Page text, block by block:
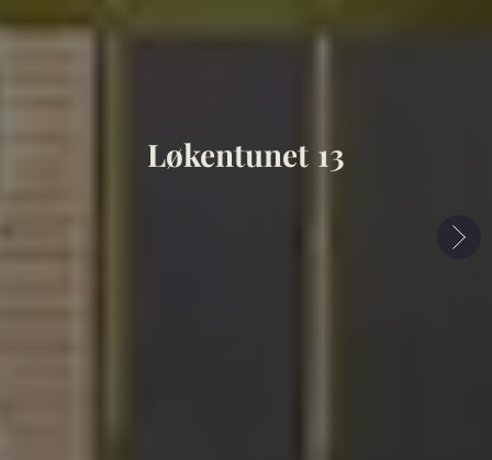
Løkentunet 13